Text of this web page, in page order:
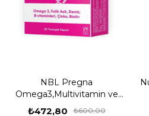
NBL Pregna
Omega3,Multivitamin ve
Multimineral 30 Yumuşak
₺472,80 ₺600,00